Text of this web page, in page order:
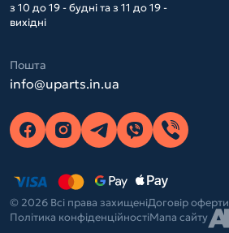
з 10 до 19 - будні та з 11 до 19 -
вихідні
Пошта
info@uparts.in.ua
© 2026 Всі права захищеніДоговір оферти
Політика конфіденційностіМапа сайту